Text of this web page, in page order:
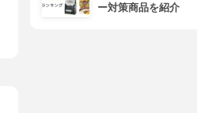
ー対策商品を紹介